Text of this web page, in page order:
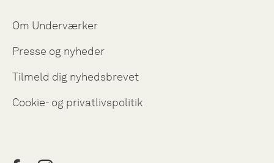
Om Underværker
Presse og nyheder
Tilmeld dig nyhedsbrevet
Cookie- og privatlivspolitik